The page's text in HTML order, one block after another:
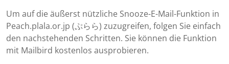
Um auf die äußerst nützliche Snooze-E-Mail-Funktion in
Peach.plala.or.jp (ぷらら) zuzugreifen, folgen Sie einfach
den nachstehenden Schritten. Sie können die Funktion
mit Mailbird kostenlos ausprobieren.